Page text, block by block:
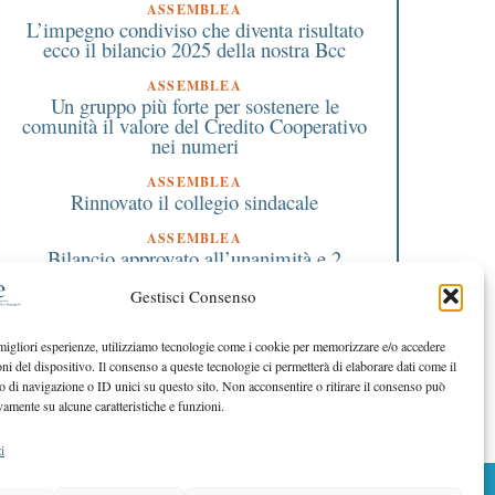
Gestisci Consenso
esperienze, utilizziamo tecnologie come i cookie per memorizzare e/o accedere
del dispositivo. Il consenso a queste tecnologie ci permetterà di elaborare dati come il
di navigazione o ID unici su questo sito. Non acconsentire o ritirare il consenso può
su alcune caratteristiche e funzioni.
ASSEMBLEA
L’impegno condiviso che diventa risultato
ecco il bilancio 2025 della nostra Bcc
ASSEMBLEA
Un gruppo più forte per sostenere le
comunità il valore del Credito Cooperativo
nei numeri
ASSEMBLEA
Rinnovato il collegio sindacale
ASSEMBLEA
Bilancio approvato all’unanimità e 2
EDITORIALE PRESIDENTE
Costruire futuro insieme